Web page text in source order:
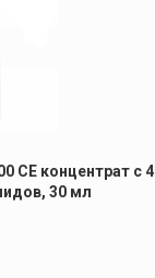
CE концентрат с 4
30 мл